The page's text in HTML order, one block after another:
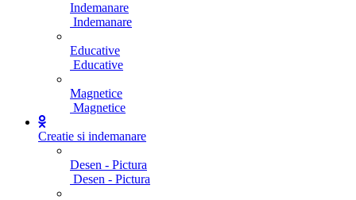
Indemanare
Indemanare
Educative
Educative
Magnetice
Magnetice
Creatie si indemanare
Desen - Pictura
Desen - Pictura